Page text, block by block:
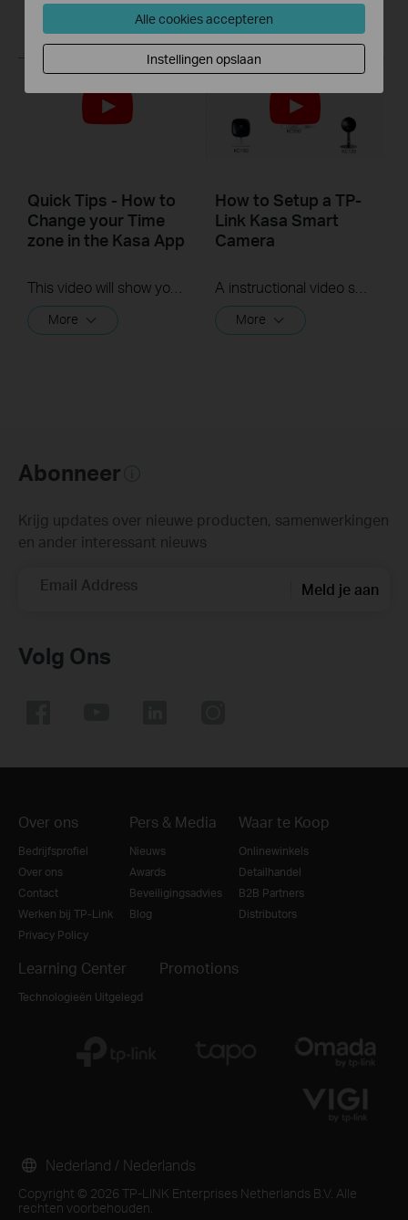
More
Quick Tips - How to
Change your Time
zone in the Kasa App
More
How to Setup a TP-
Link Kasa Smart
Camera
More
Abonneer
Krijg updates over nieuwe producten, samenwerkingen
en ander interessant nieuws
Email Address Meld je aan
Volg Ons
Over ons
Bedrijfsprofiel
Over ons
Contact
Werken bij TP-Link
Privacy Policy
Pers & Media
Nieuws
Awards
Beveiligingsadvies
Blog
Waar te Koop
Onlinewinkels
Detailhandel
B2B Partners
Distributors
Learning Center
Technologieën Uitgelegd
Promotions
Copyright © 2026 TP-LINK Enterprises Netherlands B.V. Alle
rechten voorbehouden.
Nederland / Nederlands
Alle cookies accepteren
Instellingen opslaan